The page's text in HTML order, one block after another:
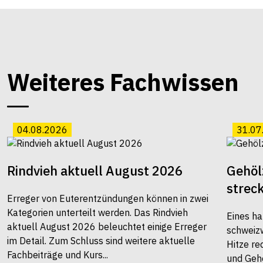
Weiteres Fachwissen
04.08.2026
Rindvieh aktuell August 2026
Erreger von Euterentzündungen können in zwei
Kategorien unterteilt werden. Das Rindvieh
aktuell August 2026 beleuchtet einige Erreger
im Detail. Zum Schluss sind weitere aktuelle
Fachbeiträge und Kurs...
Eines
Hitze
und